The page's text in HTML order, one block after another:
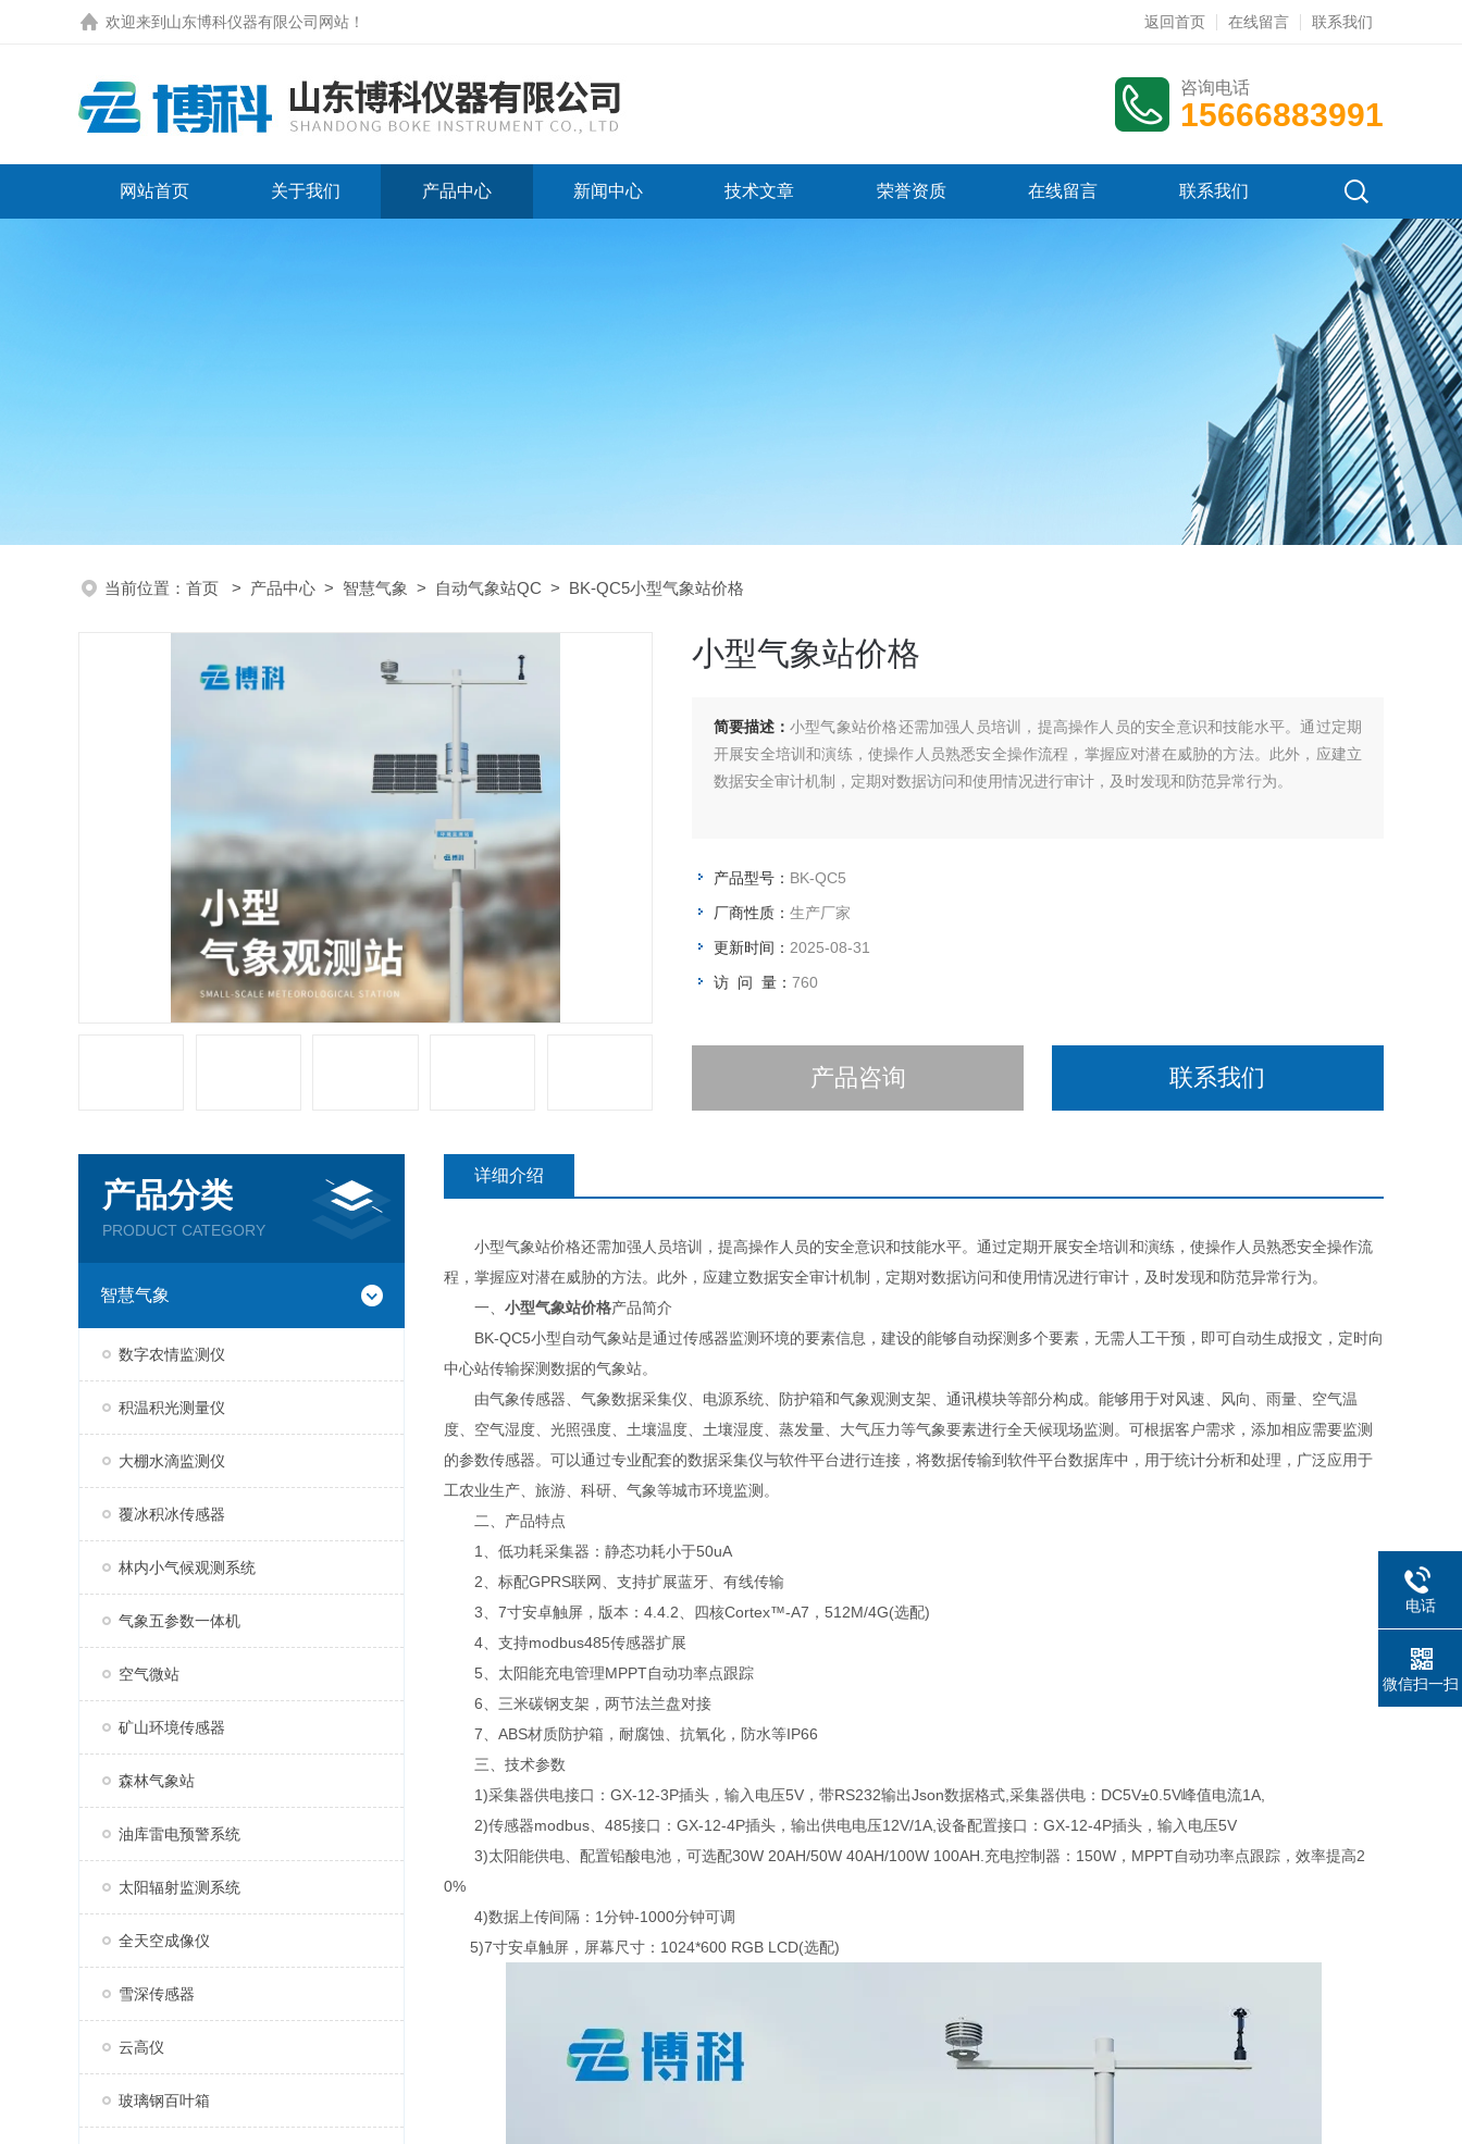
欢迎来到 山东博科仪器有限公司网站 ！ 返回首页 在线留言 联系我们
咨询电话
15666883991
网站首页 关于我们 产品中心 新闻中心 技术文章 荣誉资质 在线留言 联系我们
当前位置： 首页 > 产品中心 > 智慧气象 > 自动气象站QC > BK-QC5小型气象站价格
小型气象站价格
简要描述： 小型气象站价格还需加强人员培训，提高操作人员的安全意识和技能水平。通过定期
开展安全培训和演练，使操作人员熟悉安全操作流程，掌握应对潜在威胁的方法。此外，应建立
数据安全审计机制，定期对数据访问和使用情况进行审计，及时发现和防范异常行为。
产品型号： BK-QC5
厂商性质： 生产厂家
更新时间： 2025-08-31
访 问 量： 760
产品咨询 联系我们
产品分类
PRODUCT CATEGORY
智慧气象
数字农情监测仪
积温积光测量仪
大棚水滴监测仪
覆冰积冰传感器
林内小气候观测系统
气象五参数一体机
空气微站
矿山环境传感器
森林气象站
油库雷电预警系统
太阳辐射监测系统
全天空成像仪
雪深传感器
云高仪
玻璃钢百叶箱
详细介绍
小型气象站价格还需加强人员培训，提高操作人员的安全意识和技能水平。通过定期开展安全培训和演练，使操作人员熟悉安全操作流
程，掌握应对潜在威胁的方法。此外，应建立数据安全审计机制，定期对数据访问和使用情况进行审计，及时发现和防范异常行为。
一、 小型气象站价格产品简介
BK-QC5小型自动气象站是通过传感器监测环境的要素信息，建设的能够自动探测多个要素，无需人工干预，即可自动生成报文，定时向
中心站传输探测数据的气象站。
由气象传感器、气象数据采集仪、电源系统、防护箱和气象观测支架、通讯模块等部分构成。能够用于对风速、风向、雨量、空气温
度、空气湿度、光照强度、土壤温度、土壤湿度、蒸发量、大气压力等气象要素进行全天候现场监测。可根据客户需求，添加相应需要监测
的参数传感器。可以通过专业配套的数据采集仪与软件平台进行连接，将数据传输到软件平台数据库中，用于统计分析和处理，广泛应用于
工农业生产、旅游、科研、气象等城市环境监测。
二、产品特点
1、低功耗采集器：静态功耗小于50uA
2、标配GPRS联网、支持扩展蓝牙、有线传输
3、7寸安卓触屏，版本：4.4.2、四核Cortex™-A7，512M/4G(选配)
4、支持modbus485传感器扩展
5、太阳能充电管理MPPT自动功率点跟踪
6、三米碳钢支架，两节法兰盘对接
7、ABS材质防护箱，耐腐蚀、抗氧化，防水等IP66
三、技术参数
1)采集器供电接口：GX-12-3P插头，输入电压5V，带RS232输出Json数据格式,采集器供电：DC5V±0.5V峰值电流1A,
2)传感器modbus、485接口：GX-12-4P插头，输出供电电压12V/1A,设备配置接口：GX-12-4P插头，输入电压5V
3)太阳能供电、配置铅酸电池，可选配30W 20AH/50W 40AH/100W 100AH.充电控制器：150W，MPPT自动功率点跟踪，效率提高2
0%
4)数据上传间隔：1分钟-1000分钟可调
5)7寸安卓触屏，屏幕尺寸：1024*600 RGB LCD(选配)
电话
微信扫一扫